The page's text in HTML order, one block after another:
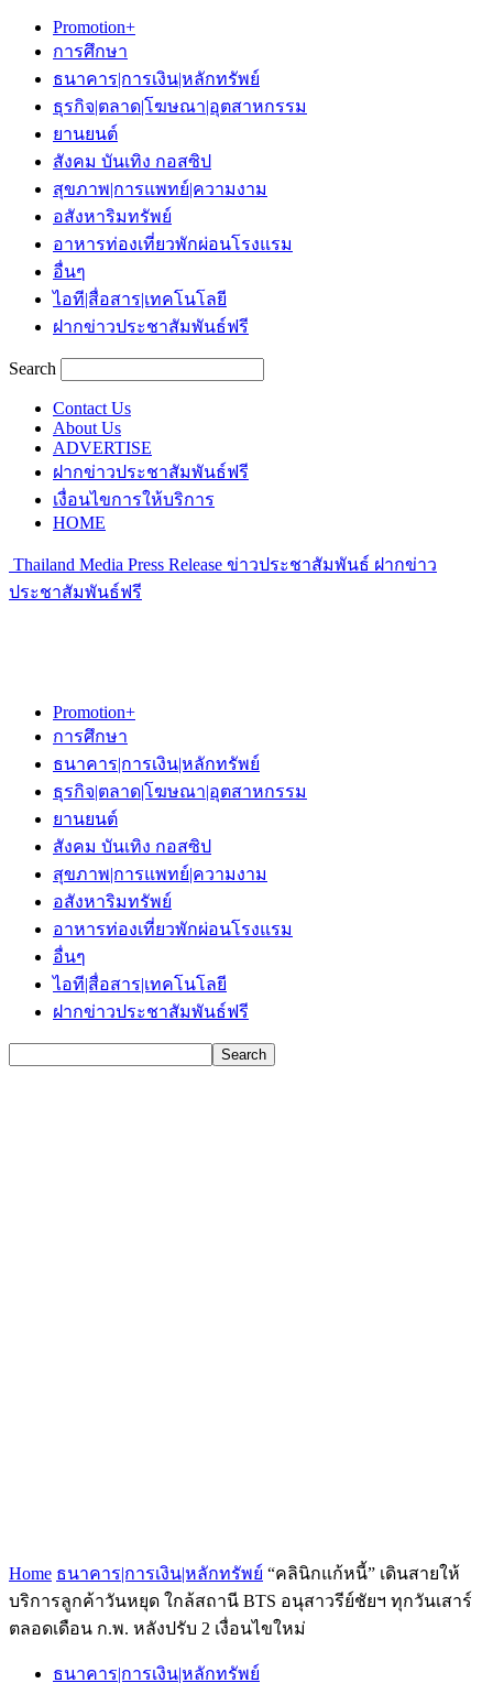
Promotion+
การศึกษา
ธนาคาร|การเงิน|หลักทรัพย์
ธุรกิจ|ตลาด|โฆษณา|อุตสาหกรรม
ยานยนต์
สังคม บันเทิง กอสซิป
สุขภาพ|การแพทย์|ความงาม
อสังหาริมทรัพย์
อาหารท่องเที่ยวพักผ่อนโรงแรม
อื่นๆ
ไอที|สื่อสาร|เทคโนโลยี
ฝากข่าวประชาสัมพันธ์ฟรี
Search
Contact Us
About Us
ADVERTISE
ฝากข่าวประชาสัมพันธ์ฟรี
เงื่อนไขการให้บริการ
HOME
Thailand Media Press Release ข่าวประชาสัมพันธ์ ฝากข่าว
ประชาสัมพันธ์ฟรี
Promotion+
การศึกษา
ธนาคาร|การเงิน|หลักทรัพย์
ธุรกิจ|ตลาด|โฆษณา|อุตสาหกรรม
ยานยนต์
สังคม บันเทิง กอสซิป
สุขภาพ|การแพทย์|ความงาม
อสังหาริมทรัพย์
อาหารท่องเที่ยวพักผ่อนโรงแรม
อื่นๆ
ไอที|สื่อสาร|เทคโนโลยี
ฝากข่าวประชาสัมพันธ์ฟรี
Home ธนาคาร|การเงิน|หลักทรัพย์ “คลินิกแก้หนี้” เดินสายให้
บริการลูกค้าวันหยุด ใกล้สถานี BTS อนุสาวรีย์ชัยฯ ทุกวันเสาร์
ตลอดเดือน ก.พ. หลังปรับ 2 เงื่อนไขใหม่
ธนาคาร|การเงิน|หลักทรัพย์